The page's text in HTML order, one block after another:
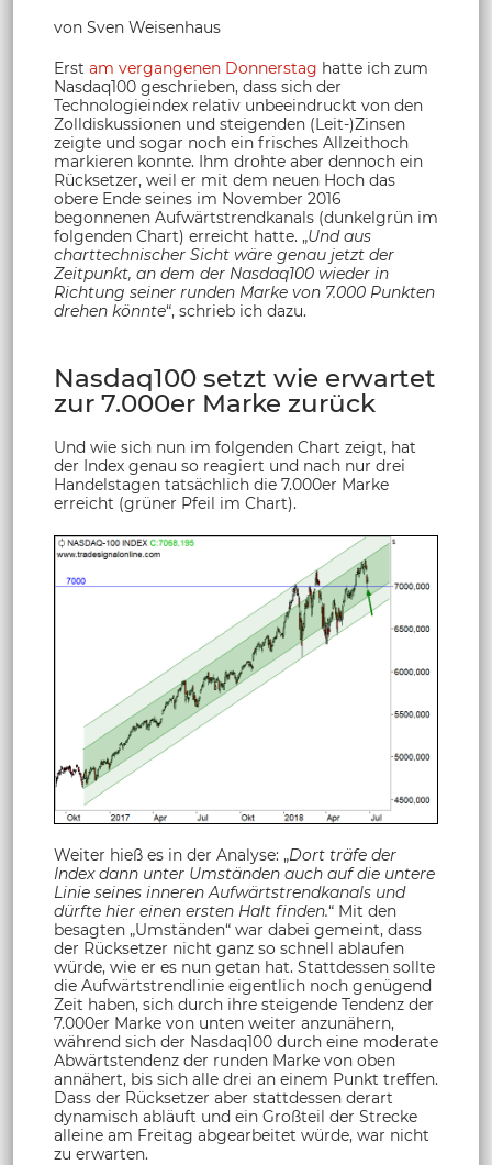
von Sven Weisenhaus
Erst am vergangenen Donnerstag hatte ich zum
Nasdaq100 geschrieben, dass sich der
Technologieindex relativ unbeeindruckt von den
Zolldiskussionen und steigenden (Leit-)Zinsen
zeigte und sogar noch ein frisches Allzeithoch
markieren konnte. Ihm drohte aber dennoch ein
Rücksetzer, weil er mit dem neuen Hoch das
obere Ende seines im November 2016
begonnenen Aufwärtstrendkanals (dunkelgrün im
folgenden Chart) erreicht hatte. „Und aus
charttechnischer Sicht wäre genau jetzt der
Zeitpunkt, an dem der Nasdaq100 wieder in
Richtung seiner runden Marke von 7.000 Punkten
drehen könnte“, schrieb ich dazu.
Nasdaq100 setzt wie erwartet
zur 7.000er Marke zurück
Und wie sich nun im folgenden Chart zeigt, hat
der Index genau so reagiert und nach nur drei
Handelstagen tatsächlich die 7.000er Marke
erreicht (grüner Pfeil im Chart).
Weiter hieß es in der Analyse: „Dort träfe der
Index dann unter Umständen auch auf die untere
Linie seines inneren Aufwärtstrendkanals und
dürfte hier einen ersten Halt finden.“ Mit den
besagten „Umständen“ war dabei gemeint, dass
der Rücksetzer nicht ganz so schnell ablaufen
würde, wie er es nun getan hat. Stattdessen sollte
die Aufwärtstrendlinie eigentlich noch genügend
Zeit haben, sich durch ihre steigende Tendenz der
7.000er Marke von unten weiter anzunähern,
während sich der Nasdaq100 durch eine moderate
Abwärtstendenz der runden Marke von oben
annähert, bis sich alle drei an einem Punkt treffen.
Dass der Rücksetzer aber stattdessen derart
dynamisch abläuft und ein Großteil der Strecke
alleine am Freitag abgearbeitet würde, war nicht
zu erwarten.